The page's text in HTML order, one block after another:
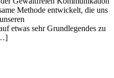
Methode entwickelt, die uns
etwas sehr Grundlegendes zu